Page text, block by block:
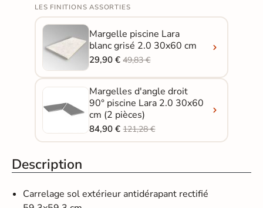
LES FINITIONS ASSORTIES
Margelle piscine Lara
blanc grisé 2.0 30x60 cm
29,90 €49,83 €
Margelles d'angle droit
90° piscine Lara 2.0 30x60
cm (2 pièces)
84,90 €121,28 €
Description
Carrelage sol extérieur antidérapant rectifié